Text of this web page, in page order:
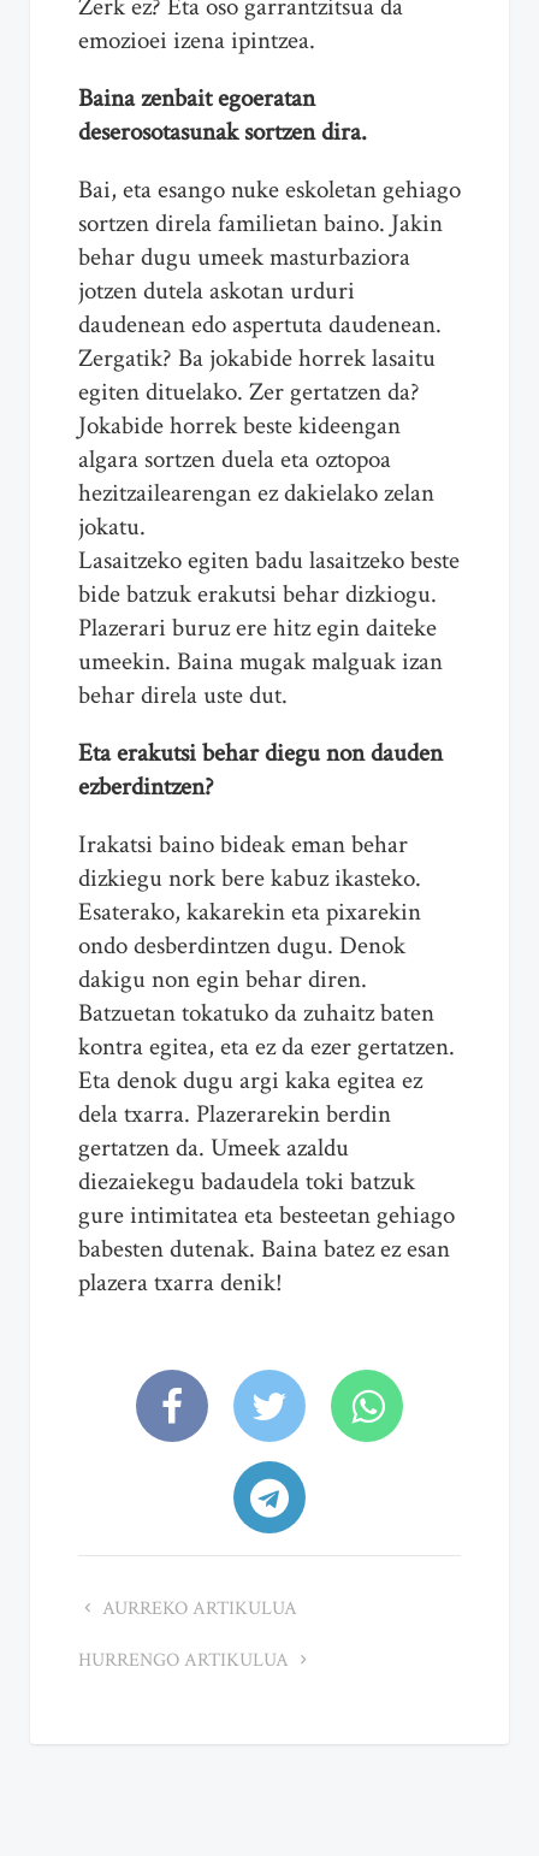
emozioei izena ipintzea.
Baina zenbait egoeratan
deserosotasunak sortzen dira.
Bai, eta esango nuke eskoletan gehiago
sortzen direla familietan baino. Jakin
behar dugu umeek masturbaziora
jotzen dutela askotan urduri
daudenean edo aspertuta daudenean.
Zergatik? Ba jokabide horrek lasaitu
egiten dituelako. Zer gertatzen da?
Jokabide horrek beste kideengan
algara sortzen duela eta oztopoa
hezitzailearengan ez dakielako zelan
jokatu.
Lasaitzeko egiten badu lasaitzeko beste
bide batzuk erakutsi behar dizkiogu.
Plazerari buruz ere hitz egin daiteke
umeekin. Baina mugak malguak izan
behar direla uste dut.
Eta erakutsi behar diegu non dauden
ezberdintzen?
Irakatsi baino bideak eman behar
dizkiegu nork bere kabuz ikasteko.
Esaterako, kakarekin eta pixarekin
ondo desberdintzen dugu. Denok
dakigu non egin behar diren.
Batzuetan tokatuko da zuhaitz baten
kontra egitea, eta ez da ezer gertatzen.
Eta denok dugu argi kaka egitea ez
dela txarra. Plazerarekin berdin
gertatzen da. Umeek azaldu
diezaiekegu badaudela toki batzuk
gure intimitatea eta besteetan gehiago
babesten dutenak. Baina batez ez esan
plazera txarra denik!
AURREKO ARTIKULUA
HURRENGO ARTIKULUA